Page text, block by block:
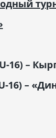
16) –
16) –